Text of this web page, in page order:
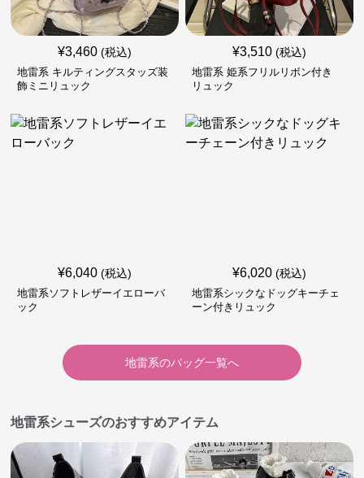
¥3,460 (税込)
地雷系 キルティングスタッズ装
飾ミニリュック
¥3,510 (税込)
地雷系 姫系フリルリボン付き
リュック
¥6,040 (税込)
地雷系ソフトレザーイエローバ
ック
¥6,020 (税込)
地雷系シックなドッグキーチェ
ーン付きリュック
地雷系のバッグ一覧へ
地雷系シューズのおすすめアイテム